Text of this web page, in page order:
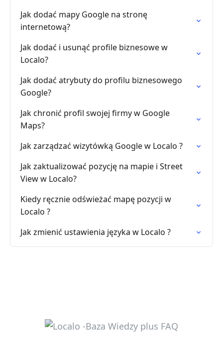
Jak dodać mapy Google na stronę
internetową?
Jak dodać i usunąć profile biznesowe w
Localo?
Jak dodać atrybuty do profilu biznesowego
Google?
Jak chronić profil swojej firmy w Google
Maps?
Jak zarządzać wizytówką Google w Localo ?
Jak zaktualizować pozycję na mapie i Street
View w Localo?
Kiedy ręcznie odświeżać mapę pozycji w
Localo ?
Jak zmienić ustawienia języka w Localo ?